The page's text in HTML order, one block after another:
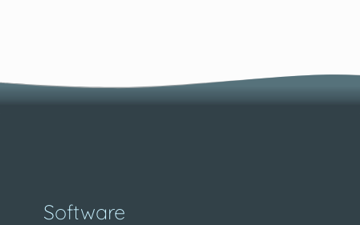
Software